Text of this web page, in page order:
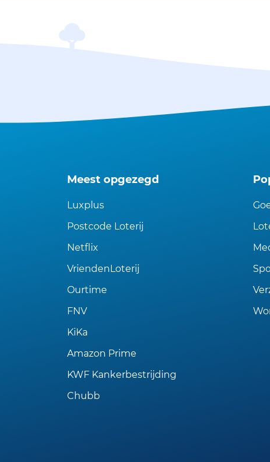
Meest opgezegd
Luxplus
Postcode Loterij
Netflix
VriendenLoterij
Ourtime
FNV
KiKa
Amazon Prime
KWF Kankerbestrijding
Chubb